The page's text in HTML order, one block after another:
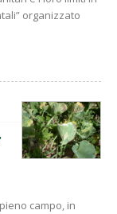
organizzato
campo, in